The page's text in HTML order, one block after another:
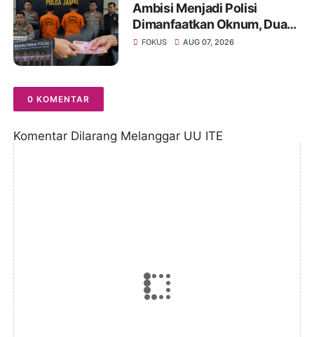
Ambisi Menjadi Polisi
Dimanfaatkan Oknum, Dua
Anggota Polda Jambi Diduga
FOKUS AUG 07, 2026
0 KOMENTAR
Komentar Dilarang Melanggar UU ITE